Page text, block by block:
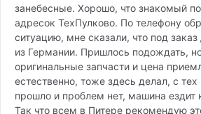
занебесные. Хорошо, что знакомый
адресок ТехПулково. По телефону
ситуацию, мне сказали, что под
из Германии. Пришлось подождать,
оригинальные запчасти и цена
естественно, тоже здесь делал, с
прошло и проблем нет, машина ездит
Так что всем в Питере рекомендую